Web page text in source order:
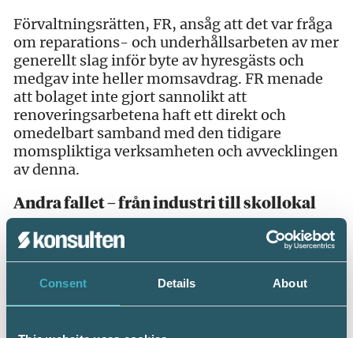
Consent Details About
Förvaltningsrätten, FR, ansåg att det var fråga
om reparations- och underhållsarbeten av mer
generellt slag inför byte av hyresgästs och
medgav inte heller momsavdrag. FR menade
att bolaget inte gjort sannolikt att
renoveringsarbetena haft ett direkt och
omedelbart samband med den tidigare
momspliktiga verksamheten och avvecklingen
av denna.
Andra fallet – från industri till skollokal
Ett fastighetsförvaltande bolag har renoverat
en lokal för industriproduktion för att istället
hyra ut den som skollokal till en ny momsfri
hyresgäst. På motsvarande sätt som i första
fallet nekades momsavdrag av både